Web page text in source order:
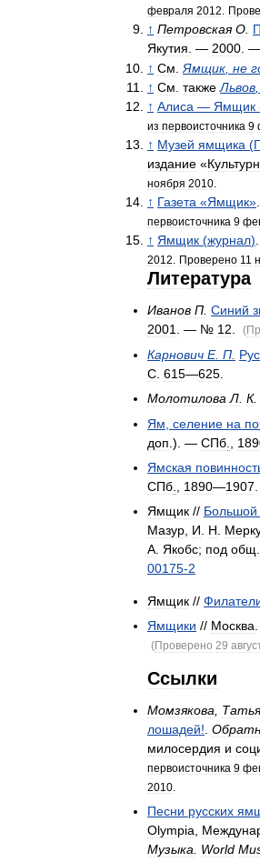
февраля 2012
↑ Петровская О.
Якутия. — 2000. —
↑ См.Ямщик, не
↑ См. также Львов,
↑ Алиса — Ямщик
из первоисточника 9
↑ Музей ямщика (
издание «
ноября 2010
↑ Газета «Ямщик».
первоисточника 9
↑ Ямщик (журнал).
2012
Проверено 11
Литература
Иванов П. Синий
2001. — № 12. (
Карнович Е. П.
С. 615—625.
Молотилова Л. К.
Ям, селение на
доп.). — СПб.,
Ямская
СПб., 1890—1907.
Ямщик // Большой
Мазур, И. Н.
А. Якобс; под общ.
00175-2
Ямщик //
Ямщики // Москва.
(Проверено 29
Ссылки
Момзякова,
лошадей!.
милосердия и
первоисточника 9
2010
Песни русских
Olympia,
Музыка. World